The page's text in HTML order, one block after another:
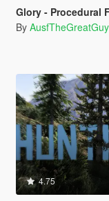
Glory - Procedural
By AusfTheGreatGuy
4.75